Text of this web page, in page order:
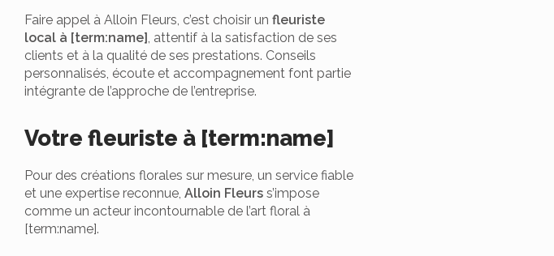
Faire appel à Alloin Fleurs, c’est choisir un fleuriste
local à [term:name], attentif à la satisfaction de ses
clients et à la qualité de ses prestations. Conseils
personnalisés, écoute et accompagnement font partie
intégrante de l’approche de l’entreprise.
Votre fleuriste à [term:name]
Pour des créations florales sur mesure, un service fiable
et une expertise reconnue, Alloin Fleurs s’impose
comme un acteur incontournable de l’art floral à
[term:name].